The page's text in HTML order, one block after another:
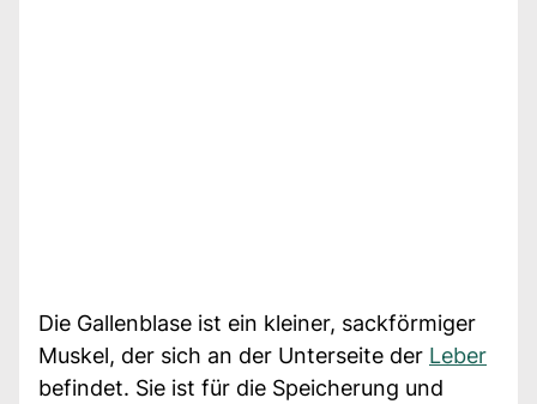
Die Gallenblase ist ein kleiner, sackförmiger
Muskel, der sich an der Unterseite der Leber
befindet. Sie ist für die Speicherung und